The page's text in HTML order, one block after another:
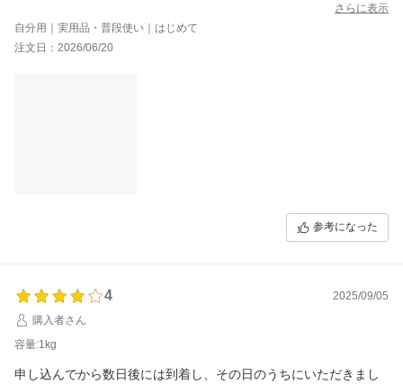
揚げ物は決して得意ではない私でも美味しくいただけました！大
きさに差があり、小ぶりなものはカリカリに、大きめのものは白
身の淡白な美味しさも感じながらいただきました。
さらに表示
自分用｜実用品・普段使い｜はじめて
注文日：2026/06/20
参考になった
4
2025/09/05
購入者さん
容量:1kg
申し込んでから数日後には到着し、その日のうちにいただきまし